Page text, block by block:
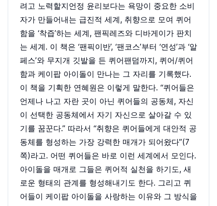
려고 노력할지언정 윤리보다는 욕망이 중요한 소비
자가 만들어내는 급진적 세계, 취향으로 모여 퀴어
함을 ‘착즙’하는 세계, 팬픽레즈와 디바게이가 판치
는 세계. 이 책은 ‘팬픽이반’, ‘팬코스’부터 ‘연성’과 ‘알
페스’와 무지개 깃발을 든 퀴어팬덤까지, 퀴어/퀴어
함과 케이팝 아이돌이 만나는 그 자리를 기록했다.
이 책을 기획한 연혜원은 이렇게 말한다. “퀴어들은
언제나 나고 자란 곳이 아닌 퀴어들의 공동체, 자신
이 선택한 공동체에서 자기 자신으로 살아갈 수 있
기를 꿈꾼다.” 따라서 “취향은 퀴어들에게 대안적 공
동체를 형성하는 가장 강력한 매개가 되어왔다”(7
쪽)라고. 어떤 퀴어들은 바로 이런 세계에서 모인다.
아이돌을 매개로 그들은 퀴어적 실천을 하기도, 새
로운 형태의 관계를 형성해내기도 한다. 그리고 퀴
어들이 케이팝 아이돌을 사랑하는 이유와 그 방식을